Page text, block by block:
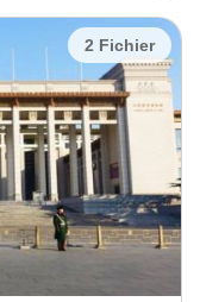
2 Fichier